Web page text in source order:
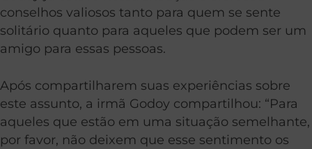
conselhos valiosos tanto para quem se sente
solitário quanto para aqueles que podem ser um
amigo para essas pessoas.
Após compartilharem suas experiências sobre
este assunto, a irmã Godoy compartilhou: “Para
aqueles que estão em uma situação semelhante,
por favor, não deixem que esse sentimento os